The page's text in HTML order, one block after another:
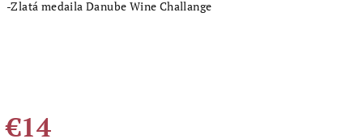
-Zlatá medaila Danube Wine Challange
€14